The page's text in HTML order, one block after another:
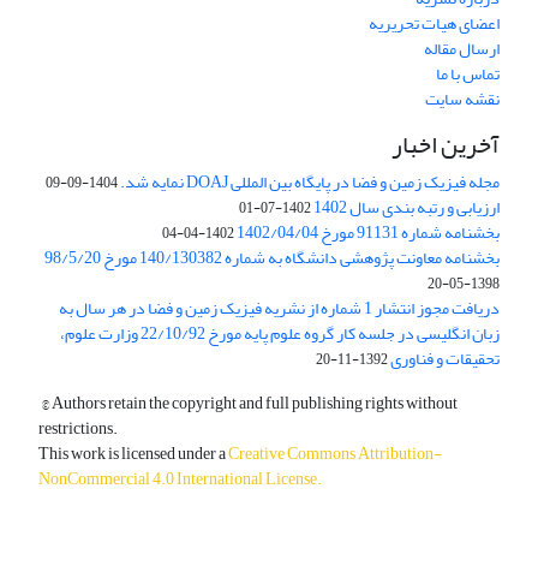
اعضای هیات تحریریه
ارسال مقاله
تماس با ما
نقشه سایت
آخرین اخبار
مجله فیزیک زمین و فضا در پایگاه بین المللی DOAJ نمایه شد. 1404-09-09
ارزیابی و رتبه بندی سال 1402 1402-07-01
بخشنامه شماره 91131 مورخ 1402/04/04 1402-04-04
بخشنامه معاونت پژوهشی دانشگاه به شماره 140/130382 مورخ 98/5/20
1398-05-20
دریافت مجوز انتشار 1 شماره از نشریه فیزیک زمین و فضا در هر سال به
زبان انگلیسی در جلسه کار گروه علوم پایه مورخ 22/10/92 وزارت علوم،
تحقیقات و فناوری1392-11-20
© Authors retain the copyright and full publishing rights without
restrictions.
This work is licensed under aCreative Commons Attribution-
NonCommercial 4.0 International License.